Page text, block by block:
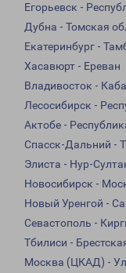
Егорьевск -
Дубна - Томская
Екатеринбург -
Хасавюрт - Ереван
Владивосток -
Лесосибирск -
Актобе -
Спасск-Дальний -
Элиста - Нур-
Новосибирск -
Новый Уренгой -
Севастополь -
Тбилиси -
Москва (ЦКАД) -